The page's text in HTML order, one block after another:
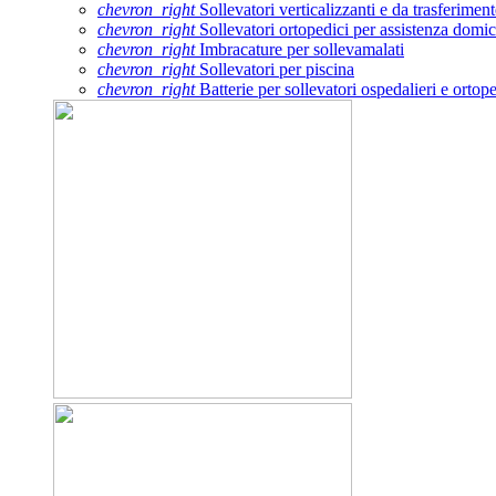
chevron_rightSollevatori verticalizzanti e da
chevron_rightSollevatori ortopedici per assistenza
chevron_rightImbracature per sollevamalati
chevron_rightSollevatori per piscina
chevron_rightBatterie per sollevatori ospedalieri e